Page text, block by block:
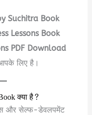
Suchitra Book
Lessons Book
PDF Download
लिए है।
क्या है?
और सेल्फ-डेवलपमेंट